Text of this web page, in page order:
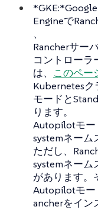
Engineで
、
Rancherサー
コントローラ
は、 このペー
Kubernetes
モードと
ります。
Autopilotモー
systemネーム
ただし、
systemネー
があります。
Autopilotモー
ancherをイン